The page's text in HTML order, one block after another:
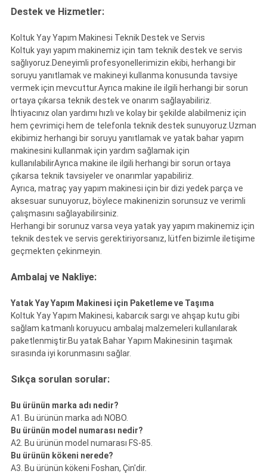
Destek ve Hizmetler:
Koltuk Yay Yapım Makinesi Teknik Destek ve Servis
Koltuk yayı yapım makinemiz için tam teknik destek ve servis
sağlıyoruz.Deneyimli profesyonellerimizin ekibi, herhangi bir
soruyu yanıtlamak ve makineyi kullanma konusunda tavsiye
vermek için mevcuttur.Ayrıca makine ile ilgili herhangi bir sorun
ortaya çıkarsa teknik destek ve onarım sağlayabiliriz.
İhtiyacınız olan yardımı hızlı ve kolay bir şekilde alabilmeniz için
hem çevrimiçi hem de telefonla teknik destek sunuyoruz.Uzman
ekibimiz herhangi bir soruyu yanıtlamak ve yatak bahar yapım
makinesini kullanmak için yardım sağlamak için
kullanılabilirAyrıca makine ile ilgili herhangi bir sorun ortaya
çıkarsa teknik tavsiyeler ve onarımlar yapabiliriz.
Ayrıca, matraç yay yapım makinesi için bir dizi yedek parça ve
aksesuar sunuyoruz, böylece makinenizin sorunsuz ve verimli
çalışmasını sağlayabilirsiniz.
Herhangi bir sorunuz varsa veya yatak yay yapım makinemiz için
teknik destek ve servis gerektiriyorsanız, lütfen bizimle iletişime
geçmekten çekinmeyin.
Ambalaj ve Nakliye:
Yatak Yay Yapım Makinesi için Paketleme ve Taşıma
Koltuk Yay Yapım Makinesi, kabarcık sargı ve ahşap kutu gibi
sağlam katmanlı koruyucu ambalaj malzemeleri kullanılarak
paketlenmiştir.Bu yatak Bahar Yapım Makinesinin taşımak
sırasında iyi korunmasını sağlar.
Sıkça sorulan sorular:
Bu ürünün marka adı nedir?
A1. Bu ürünün marka adı NOBO.
Bu ürünün model numarası nedir?
A2. Bu ürünün model numarası FS-85.
Bu ürünün kökeni nerede?
A3. Bu ürünün kökeni Foshan, Çin'dir.